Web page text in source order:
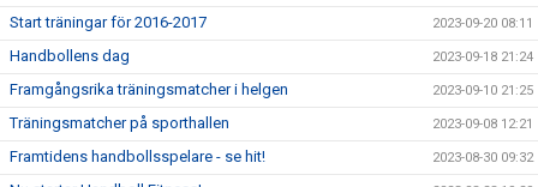
Start träningar för 2016-2017 2023-09-20 08:11
Handbollens dag 2023-09-18 21:24
Framgångsrika träningsmatcher i helgen 2023-09-10 21:25
Träningsmatcher på sporthallen 2023-09-08 12:21
Framtidens handbollsspelare - se hit! 2023-08-30 09:32